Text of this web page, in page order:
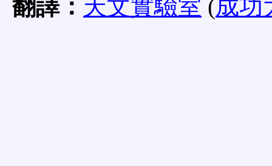
翻譯： 天文實驗室 (成功